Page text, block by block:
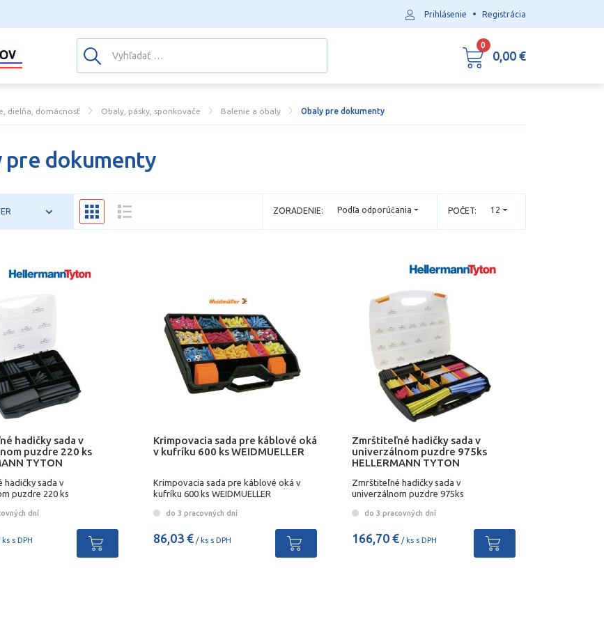
dielňa, domácnosť Obaly, pásky, sponkovače Balenie a obaly Obaly pre dokumenty
pre dokumenty
POČET: 12
ZORADENIE: Podľa odporúčania
hadičky sada v
puzdre 220 ks
TYTON
hadičky sada v
puzdre 220 ks
dní
ks s DPH
Krimpovacia sada pre káblové oká
v kufríku 600 ks WEIDMUELLER
Krimpovacia sada pre káblové oká v
kufríku 600 ks WEIDMUELLER
do 3 pracovných dní
86,03 €/ ks s DPH
Zmrštiteľné hadičky sada v
univerzálnom puzdre 975ks
HELLERMANN TYTON
Zmrštiteľné hadičky sada v
univerzálnom puzdre 975ks
do 3 pracovných dní
166,70 €/ ks s DPH
Prihlásenie • Registrácia
0
0,00 €